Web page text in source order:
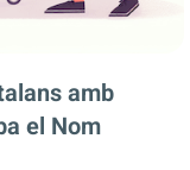
amb
el Nom